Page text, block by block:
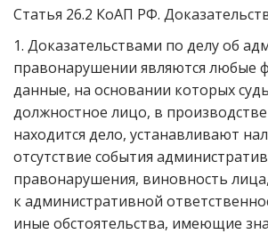
Статья 26.2 КоАП РФ.
1. Доказательствами по делу об
правонарушении являются любые
данные, на основании которых
должностное лицо, в
находится дело, устанавливают
отсутствие события
правонарушения, виновность
к административной
иные обстоятельства, имеющие